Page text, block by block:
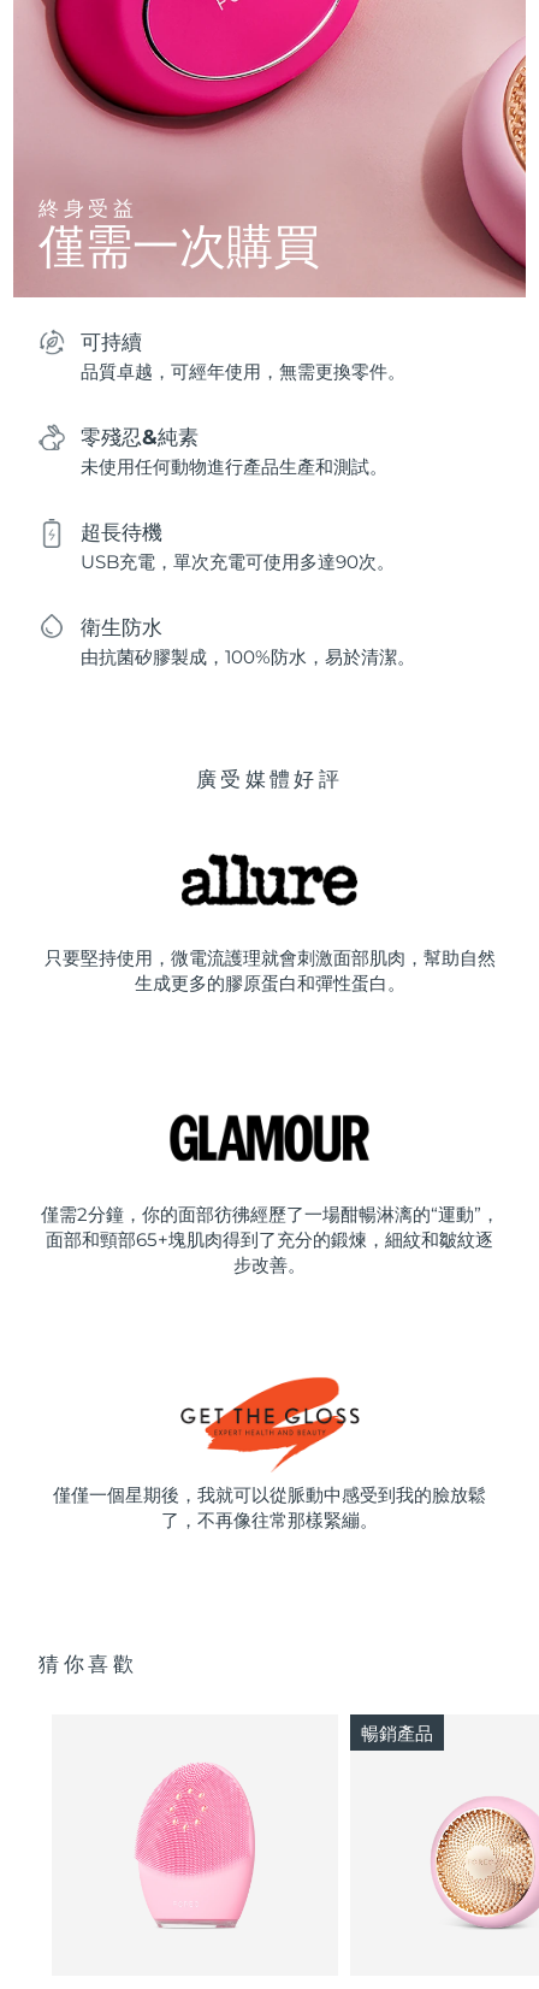
終身受益
僅需一次購買
可持續
品質卓越，可經年使用，無需更換零件。
零殘忍&純素
未使用任何動物進行產品生產和測試。
超長待機
USB充電，單次充電可使用多達90次。
衛生防水
由抗菌矽膠製成，100%防水，易於清潔。
廣受媒體好評
只要堅持使用，微電流護理就會刺激面部肌肉，幫助自然
生成更多的膠原蛋白和彈性蛋白。
僅需2分鐘，你的面部彷彿經歷了一場酣暢淋漓的“運動”，
面部和頸部65+塊肌肉得到了充分的鍛煉，細紋和皺紋逐
步改善。
僅僅一個星期後，我就可以從脈動中感受到我的臉放鬆
了，不再像往常那樣緊繃。
猜你喜歡
暢銷產品